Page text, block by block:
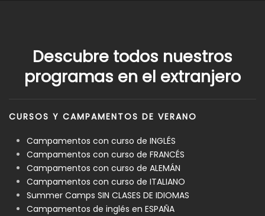
Descubre todos nuestros
programas en el extranjero
CURSOS Y CAMPAMENTOS DE VERANO
Campamentos con curso de INGLÉS
Campamentos con curso de FRANCÉS
Campamentos con curso de ALEMÁN
Campamentos con curso de ITALIANO
Summer Camps SIN CLASES DE IDIOMAS
Campamentos de inglés en ESPAÑA